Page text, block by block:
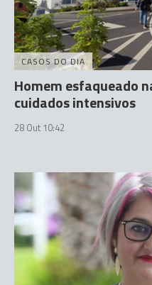
CASOS DO DIA
Homem esfaqueado
cuidados intensivos
28 Out 10:42